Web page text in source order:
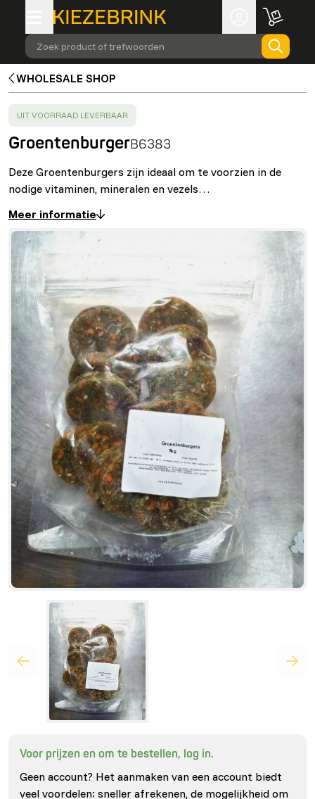
Zoek product of trefwoorden
WHOLESALE SHOP
SUCCESS:
UIT VOORRAAD LEVERBAAR
GroentenburgerB6383
Deze Groentenburgers zijn ideaal om te voorzien in de
nodige vitaminen, mineralen en vezels…
Meer informatie
Voor prijzen en om te bestellen, log in.
Geen account? Het aanmaken van een account biedt
veel voordelen: sneller afrekenen, de mogelijkheid om